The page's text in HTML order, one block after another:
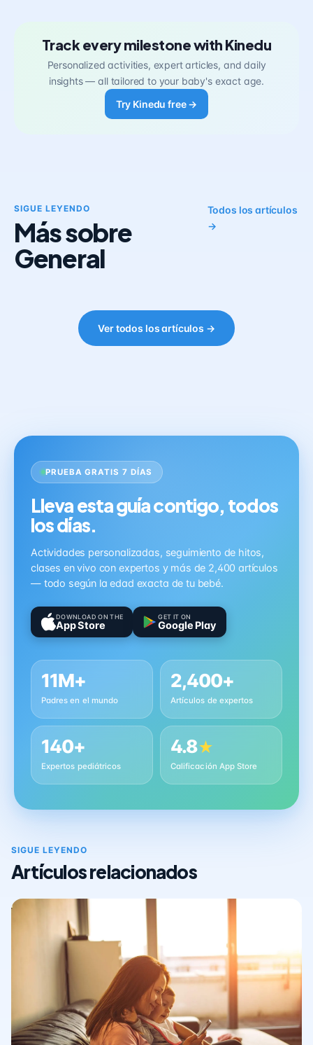
Track every milestone with Kinedu
Personalized activities, expert articles, and daily
insights — all tailored to your baby's exact age.
Try Kinedu free →
SIGUE LEYENDO
Más sobre
General
Todos los artículos
→
Ver todos los artículos →
PRUEBA GRATIS 7 DÍAS
Lleva esta guía contigo, todos
los días.
Actividades personalizadas, seguimiento de hitos,
clases en vivo con expertos y más de 2,400 artículos
— todo según la edad exacta de tu bebé.
DOWNLOAD ON THE
App Store
GET IT ON
Google Play
11M+
Padres en el mundo
2,400+
Artículos de expertos
140+
Expertos pediátricos
4.8★
Calificación App Store
SIGUE LEYENDO
Artículos relacionados